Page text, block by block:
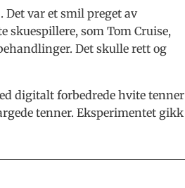
Det var et smil preget av
skuespillere, som Tom Cruise,
Det skulle rett og
digitalt forbedrede hvite tenner
tenner. Eksperimentet gikk